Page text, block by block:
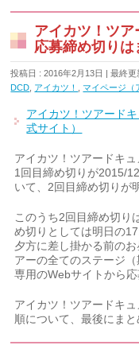
アイカツ！ツ
応募締め切り
投稿日 : 2016年2月13日 最終更
DCD アイカツ！ ,マイページ（
アイカツ！ツアード
式サイト）
アイカツ！ツアードキ
1回目締め切りが2015/
いて、2回目締め切りが
このうち2回目締め切り
め切りとしては明日の
夕方に差し掛かる前の
アーの全てのステージ
専用のWebサイトから
アイカツ！ツアードキ
順について、最後にまと